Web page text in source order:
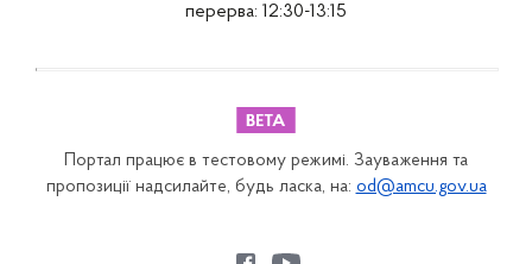
перерва: 12:30-13:15
Портал працює в тестовому режимі. Зауваження та
пропозиції надсилайте, будь ласка, на: od@amcu.gov.ua